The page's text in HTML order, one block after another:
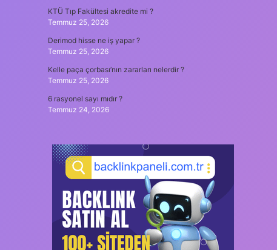
KTÜ Tıp Fakültesi akredite mi ?
Temmuz 25, 2026
Derimod hisse ne iş yapar ?
Temmuz 25, 2026
Kelle paça çorbası’nın zararları nelerdir ?
Temmuz 25, 2026
6 rasyonel sayı mıdır ?
Temmuz 24, 2026